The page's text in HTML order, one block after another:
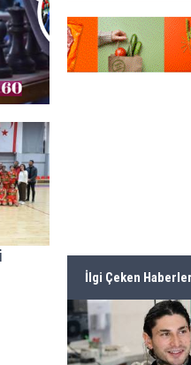
İlgi Çeken Haberler